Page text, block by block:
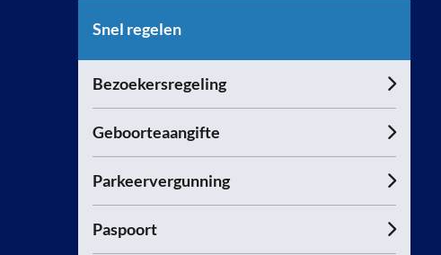
Snel regelen
Bezoekersregeling
Geboorteaangifte
Parkeervergunning
Paspoort